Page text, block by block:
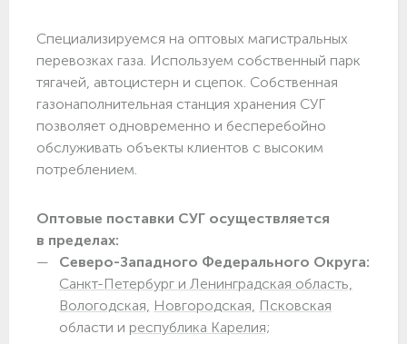
Специализируемся на оптовых магистральных
перевозках газа. Используем собственный парк
тягачей, автоцистерн и сцепок. Собственная
газонаполнительная станция хранения СУГ
позволяет одновременно и бесперебойно
обслуживать объекты клиентов с высоким
потреблением.
Оптовые поставки СУГ осуществляется
в пределах:
Северо-Западного Федерального Округа:
Санкт-Петербург и Ленинградская область,
Вологодская, Новгородская, Псковская
области и республика Карелия;